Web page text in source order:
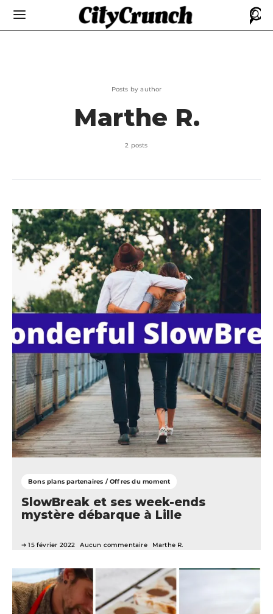
Posts by author
Marthe R.
2 posts
Bons plans partenaires / Offres du moment
SlowBreak et ses week-ends
mystère débarque à Lille
15 février 2022 Aucun commentaire Marthe R.